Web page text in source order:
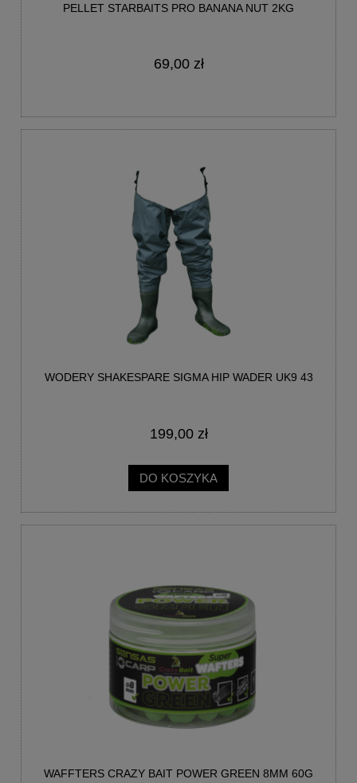
PELLET STARBAITS PRO BANANA NUT 2KG
69,00 zł
WODERY SHAKESPARE SIGMA HIP WADER UK9 43
199,00 zł
DO KOSZYKA
WAFFTERS CRAZY BAIT POWER GREEN 8MM 60G